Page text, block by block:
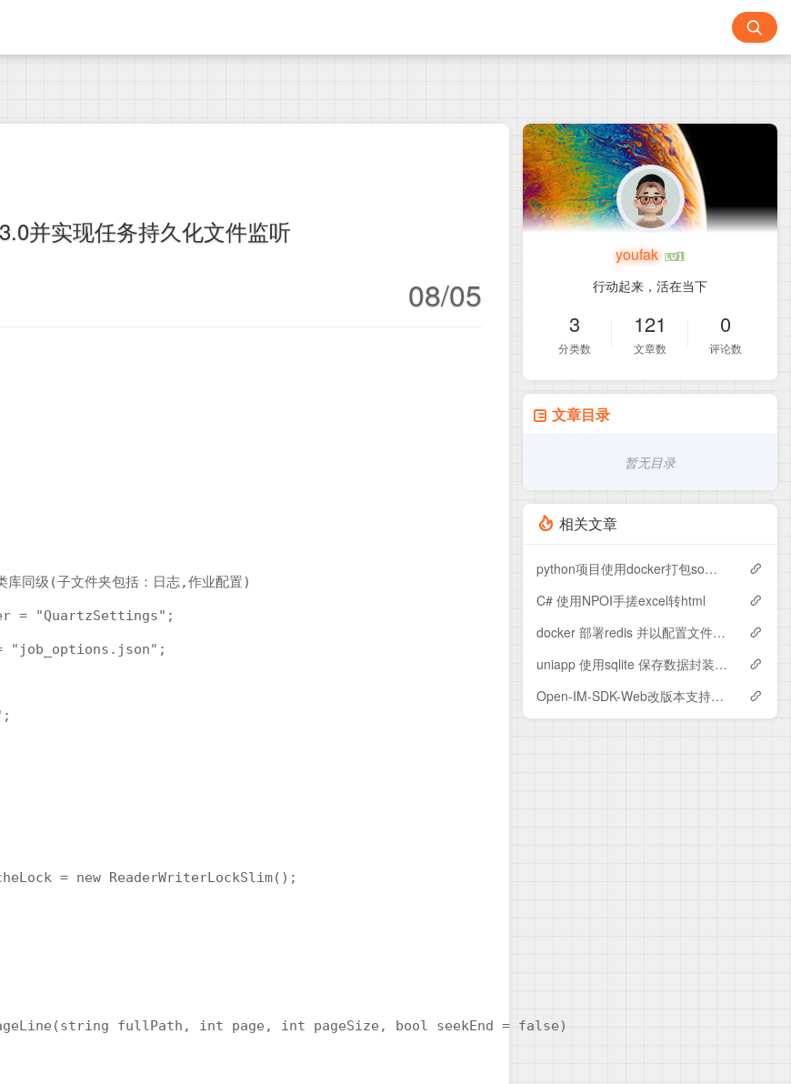
并实现任务持久化文件监听
08/05
级(子文件夹包括：日志,作业配置)
"QuartzSettings";
= new ReaderWriterLockSlim();
fullPath, int page, int pageSize, bool seekEnd = false)
youfak
行动起来，活在当下
3
分类数
121
文章数
0
评论数
文章目录
暂无目录
相关文章
python项目使用docker打包so文件
C# 使用NPOI手搓excel转html
docker 部署redis 并以配置文件方式启动
uniapp 使用sqlite 保存数据封装使用
Open-IM-SDK-Web改版本支持Open-IM-SDK-Nodejs